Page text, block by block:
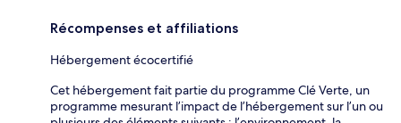
Récompenses et affiliations
Hébergement écocertifié
Cet hébergement fait partie du programme Clé Verte, un
programme mesurant l’impact de l’hébergement sur l’un ou